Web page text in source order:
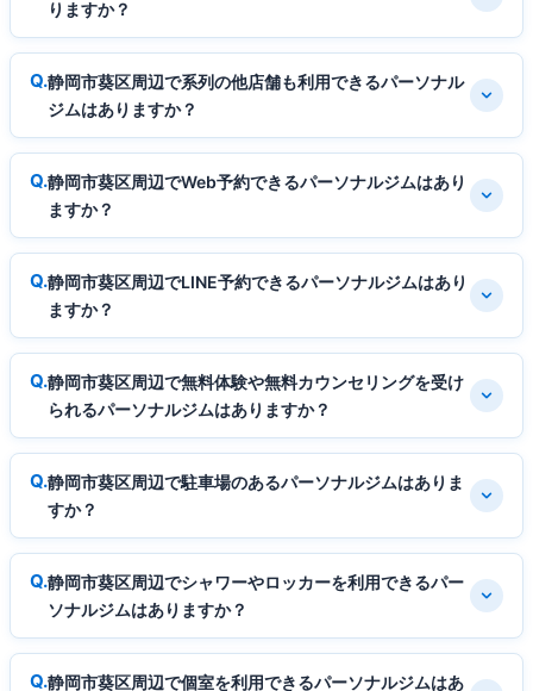
りますか？
静岡市葵区周辺で系列の他店舗も利用できるパーソナル
ジムはありますか？
静岡市葵区周辺でWeb予約できるパーソナルジムはあり
ますか？
静岡市葵区周辺でLINE予約できるパーソナルジムはあり
ますか？
静岡市葵区周辺で無料体験や無料カウンセリングを受け
られるパーソナルジムはありますか？
静岡市葵区周辺で駐車場のあるパーソナルジムはありま
すか？
静岡市葵区周辺でシャワーやロッカーを利用できるパー
ソナルジムはありますか？
静岡市葵区周辺で個室を利用できるパーソナルジムはあ